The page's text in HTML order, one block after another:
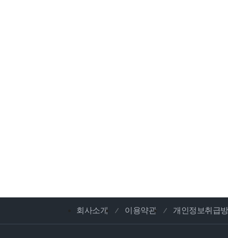
회사소개 이용약관 개인정보취급